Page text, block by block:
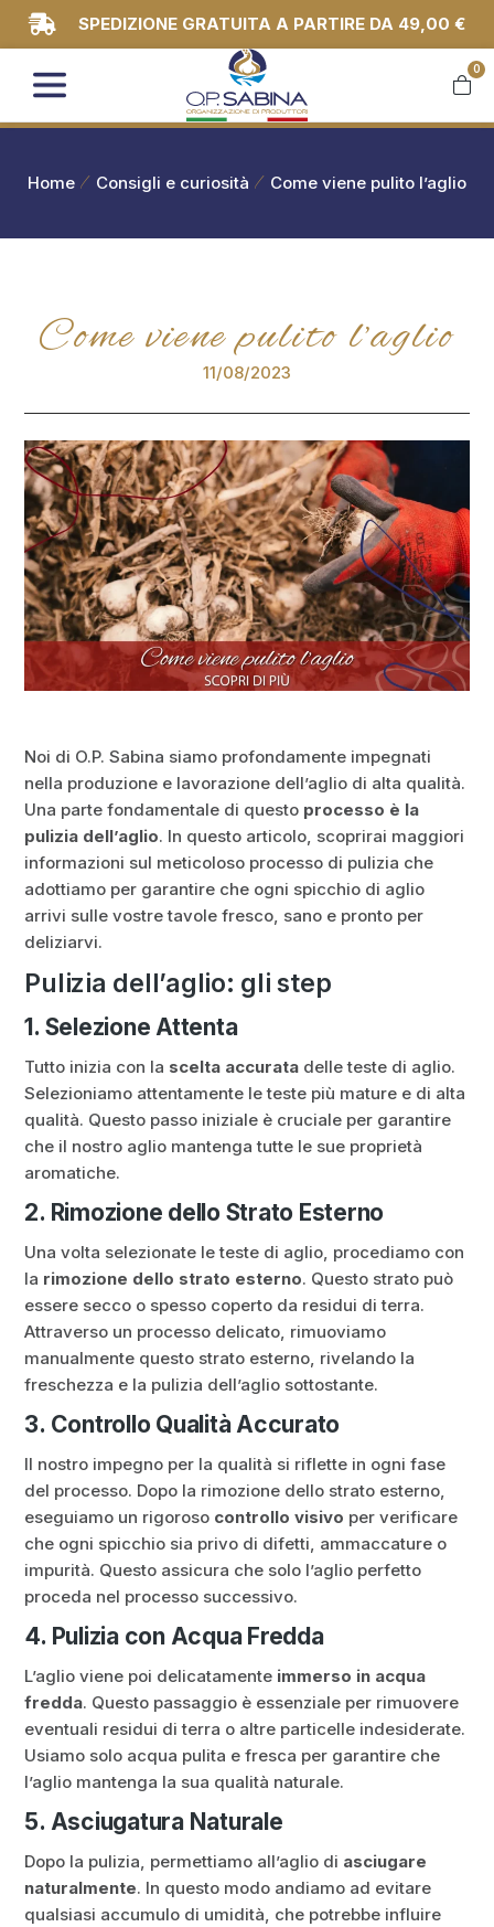
SPEDIZIONE GRATUITA A PARTIRE DA 49,00 €
0
You are here:
Home Consigli e curiosità Come viene pulito l’aglio
Come viene pulito l’aglio
11/08/2023
Noi di O.P. Sabina siamo profondamente impegnati
nella produzione e lavorazione dell’aglio di alta qualità.
Una parte fondamentale di questo processo è la
pulizia dell’aglio. In questo articolo, scoprirai maggiori
informazioni sul meticoloso processo di pulizia che
adottiamo per garantire che ogni spicchio di aglio
arrivi sulle vostre tavole fresco, sano e pronto per
deliziarvi.
Pulizia dell’aglio: gli step
1. Selezione Attenta
Tutto inizia con la scelta accurata delle teste di aglio.
Selezioniamo attentamente le teste più mature e di alta
qualità. Questo passo iniziale è cruciale per garantire
che il nostro aglio mantenga tutte le sue proprietà
aromatiche.
2. Rimozione dello Strato Esterno
Una volta selezionate le teste di aglio, procediamo con
la rimozione dello strato esterno. Questo strato può
essere secco o spesso coperto da residui di terra.
Attraverso un processo delicato, rimuoviamo
manualmente questo strato esterno, rivelando la
freschezza e la pulizia dell’aglio sottostante.
3. Controllo Qualità Accurato
Il nostro impegno per la qualità si riflette in ogni fase
del processo. Dopo la rimozione dello strato esterno,
eseguiamo un rigoroso controllo visivo per verificare
che ogni spicchio sia privo di difetti, ammaccature o
impurità. Questo assicura che solo l’aglio perfetto
proceda nel processo successivo.
4. Pulizia con Acqua Fredda
L’aglio viene poi delicatamente immerso in acqua
fredda. Questo passaggio è essenziale per rimuovere
eventuali residui di terra o altre particelle indesiderate.
Usiamo solo acqua pulita e fresca per garantire che
l’aglio mantenga la sua qualità naturale.
5. Asciugatura Naturale
Dopo la pulizia, permettiamo all’aglio di asciugare
naturalmente. In questo modo andiamo ad evitare
qualsiasi accumulo di umidità, che potrebbe influire